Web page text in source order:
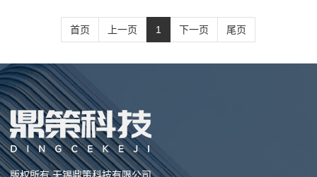
首页 上一页 1 下一页 尾页
版权所有 无锡鼎策科技有限公司